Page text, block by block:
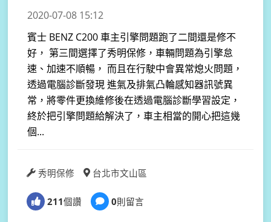
2020-07-08 15:12
賓士 BENZ C200 車主引擎問題跑了二間還是修不
好， 第三間選擇了秀明保修，車輛問題為引擎怠
速、加速不順暢， 而且在行駛中會異常熄火問題，
透過電腦診斷發現 進氣及排氣凸輪感知器訊號異
常，將零件更換維修後在透過電腦診斷學習設定，
終於把引擎問題給解決了，車主相當的開心把這幾
個...
秀明保修 台北市文山區
211個讚 0則留言